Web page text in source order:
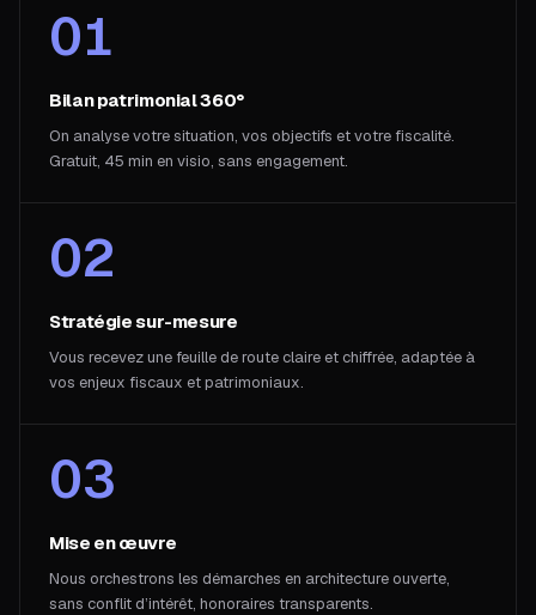
01
Bilan patrimonial 360°
On analyse votre situation, vos objectifs et votre fiscalité.
Gratuit, 45 min en visio, sans engagement.
02
Stratégie sur-mesure
Vous recevez une feuille de route claire et chiffrée, adaptée à
vos enjeux fiscaux et patrimoniaux.
03
Mise en œuvre
Nous orchestrons les démarches en architecture ouverte,
sans conflit d’intérêt, honoraires transparents.